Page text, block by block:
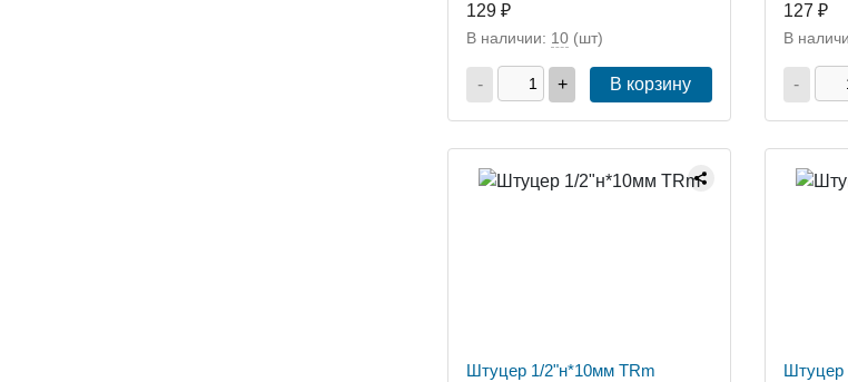
129 ₽
В наличии: 10 (шт)
- + В корзину
127 ₽
В
-
Штуцер 1/2"н*10мм TRm Штуцер